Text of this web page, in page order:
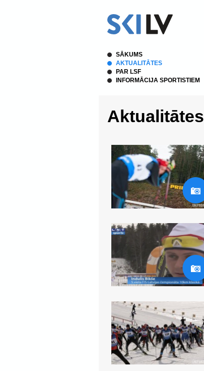
SĀKUMS
AKTUALITĀTES
PAR LSF
INFORMĀCIJA SPORTISTIEM
Aktualitātes